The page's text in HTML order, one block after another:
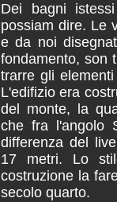
Dei bagni
possiam dire. Le
e da noi
fondamento, son
trarre gli
L'edifizio era
del monte, la
che fra l'angolo
differenza del
17 metri. Lo
costruzione la
secolo quarto.